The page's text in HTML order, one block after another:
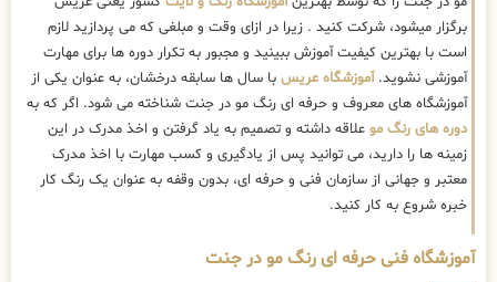
برگزار میشود، شرکت کنید . زیرا در ازای وقت و مبلغی که می پردازید لازم
است با بهترین کیفیت آموزش ببینید و مجبور به تکرار دوره ها برای مهارت
آموزشی نشوید.آموزشگاه عریس با سال ها سابقه درخشان، به عنوان یکی از
آموزشگاه های معروف و حرفه ای رنگ مو در جنت شناخته می شود. اگر که به
دوره های رنگ مو علاقه داشته و تصمیم به یاد گرفتن و اخذ مدرک در این
زمینه ها را دارید، می توانید پس از یادگیری و کسب مهارت با اخذ مدرک
معتبر و جهانی از سازمان فنی و حرفه ای، بدون وقفه به عنوان یک رنگ کار
خبره شروع به کار کنید.
آموزشگاه فنی حرفه ای رنگ مو در جنت